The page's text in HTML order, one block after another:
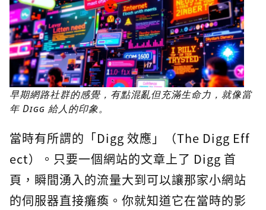
早期網路社群的感覺，有點混亂但充滿生命力，就像當
年 Digg 給人的印象。
當時有所謂的「Digg 效應」（The Digg Eff
ect）。只要一個網站的文章上了 Digg 首
頁，瞬間湧入的流量大到可以讓那家小網站
的伺服器直接癱瘓。你就知道它在當時的影